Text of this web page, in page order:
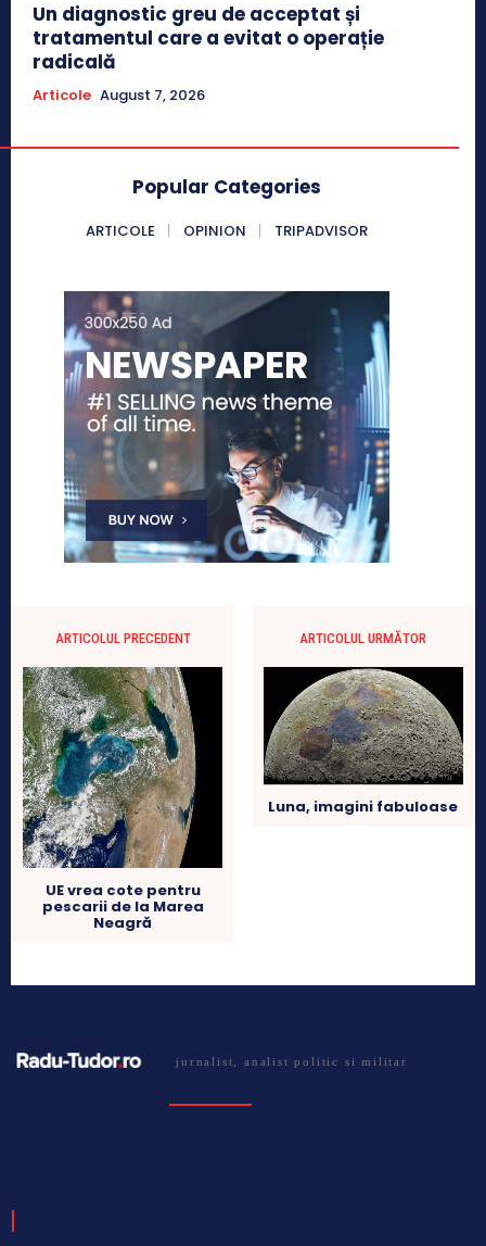
Un diagnostic greu de acceptat și
tratamentul care a evitat o operație
radicală
Articole August 7, 2026
Popular Categories
ARTICOLE OPINION TRIPADVISOR
ARTICOLUL PRECEDENT
UE vrea cote pentru
pescarii de la Marea
Neagră
ARTICOLUL URMĂTOR
Luna, imagini fabuloase
jurnalist, analist politic si militar